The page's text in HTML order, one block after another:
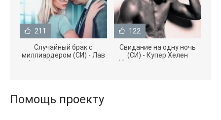
211
Случайный брак с
миллиардером (СИ) - Лав
Агата (полная версия
122
Свидание на одну ночь
(СИ) - Купер Хелен
(бесплатные серии книг
Помощь проекту